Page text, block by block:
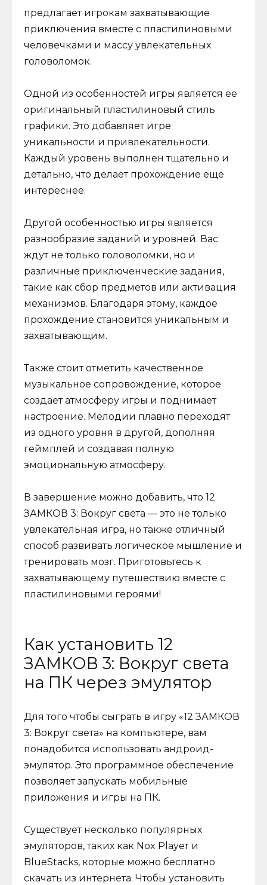
предлагает игрокам захватывающие
приключения вместе с пластилиновыми
человечками и массу увлекательных
головоломок.
Одной из особенностей игры является ее
оригинальный пластилиновый стиль
графики. Это добавляет игре
уникальности и привлекательности.
Каждый уровень выполнен тщательно и
детально, что делает прохождение еще
интереснее.
Другой особенностью игры является
разнообразие заданий и уровней. Вас
ждут не только головоломки, но и
различные приключенческие задания,
такие как сбор предметов или активация
механизмов. Благодаря этому, каждое
прохождение становится уникальным и
захватывающим.
Также стоит отметить качественное
музыкальное сопровождение, которое
создает атмосферу игры и поднимает
настроение. Мелодии плавно переходят
из одного уровня в другой, дополняя
геймплей и создавая полную
эмоциональную атмосферу.
В завершение можно добавить, что 12
ЗАМКОВ 3: Вокруг света — это не только
увлекательная игра, но также отличный
способ развивать логическое мышление и
тренировать мозг. Приготовьтесь к
захватывающему путешествию вместе с
пластилиновыми героями!
Как установить 12
ЗАМКОВ 3: Вокруг света
на ПК через эмулятор
Для того чтобы сыграть в игру «12 ЗАМКОВ
3: Вокруг света» на компьютере, вам
понадобится использовать андроид-
эмулятор. Это программное обеспечение
позволяет запускать мобильные
приложения и игры на ПК.
Существует несколько популярных
эмуляторов, таких как Nox Player и
BlueStacks, которые можно бесплатно
скачать из интернета. Чтобы установить